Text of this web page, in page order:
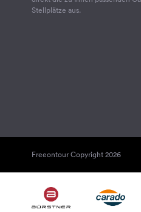
Stellplätze aus.
Freeontour Copyright 2026